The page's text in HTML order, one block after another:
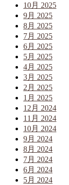
10月 2025
9月 2025
8月 2025
7月 2025
6月 2025
5月 2025
4月 2025
3月 2025
2月 2025
1月 2025
12月 2024
11月 2024
10月 2024
9月 2024
8月 2024
7月 2024
6月 2024
5月 2024